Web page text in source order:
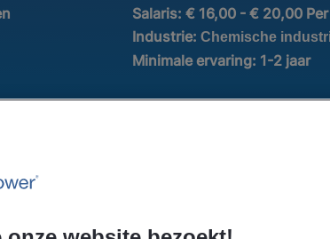
Salaris: € 16,00 - € 20,00
Industrie: Chemische
Minimale ervaring: 1-2 jaar